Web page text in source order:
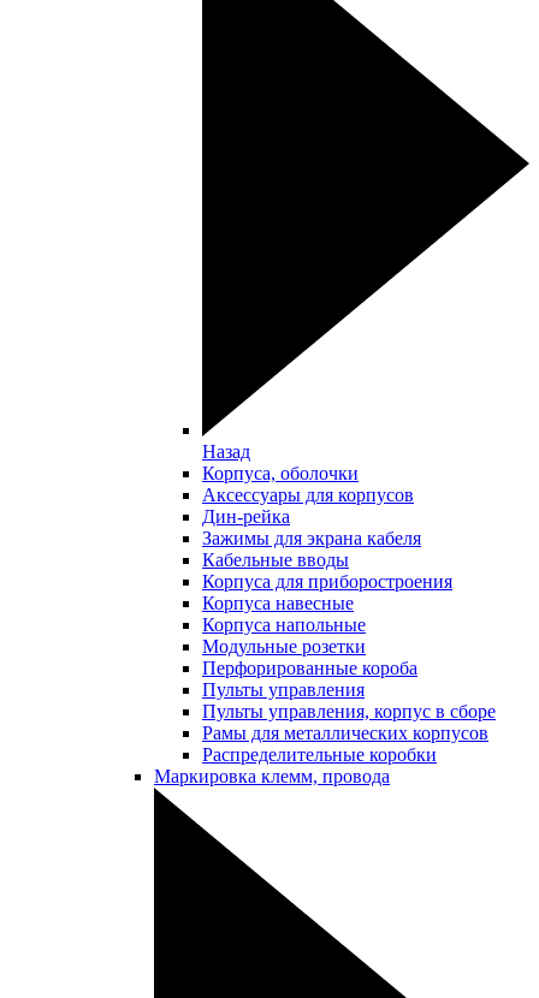
Назад
Корпуса, оболочки
Аксессуары для корпусов
Дин-рейка
Зажимы для экрана кабеля
Кабельные вводы
Корпуса для приборостроения
Корпуса навесные
Корпуса напольные
Модульные розетки
Перфорированные короба
Пульты управления
Пульты управления, корпус в сборе
Рамы для металлических корпусов
Распределительные коробки
Маркировка клемм, провода